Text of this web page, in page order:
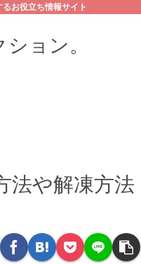
お役立ち情報サイト
ョン。
法や解凍方法